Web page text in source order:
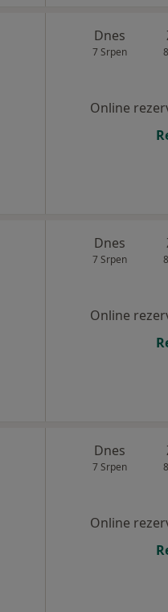
Dnes
7 Srpen
Online
Dnes
7 Srpen
Online
Dnes
7 Srpen
Online